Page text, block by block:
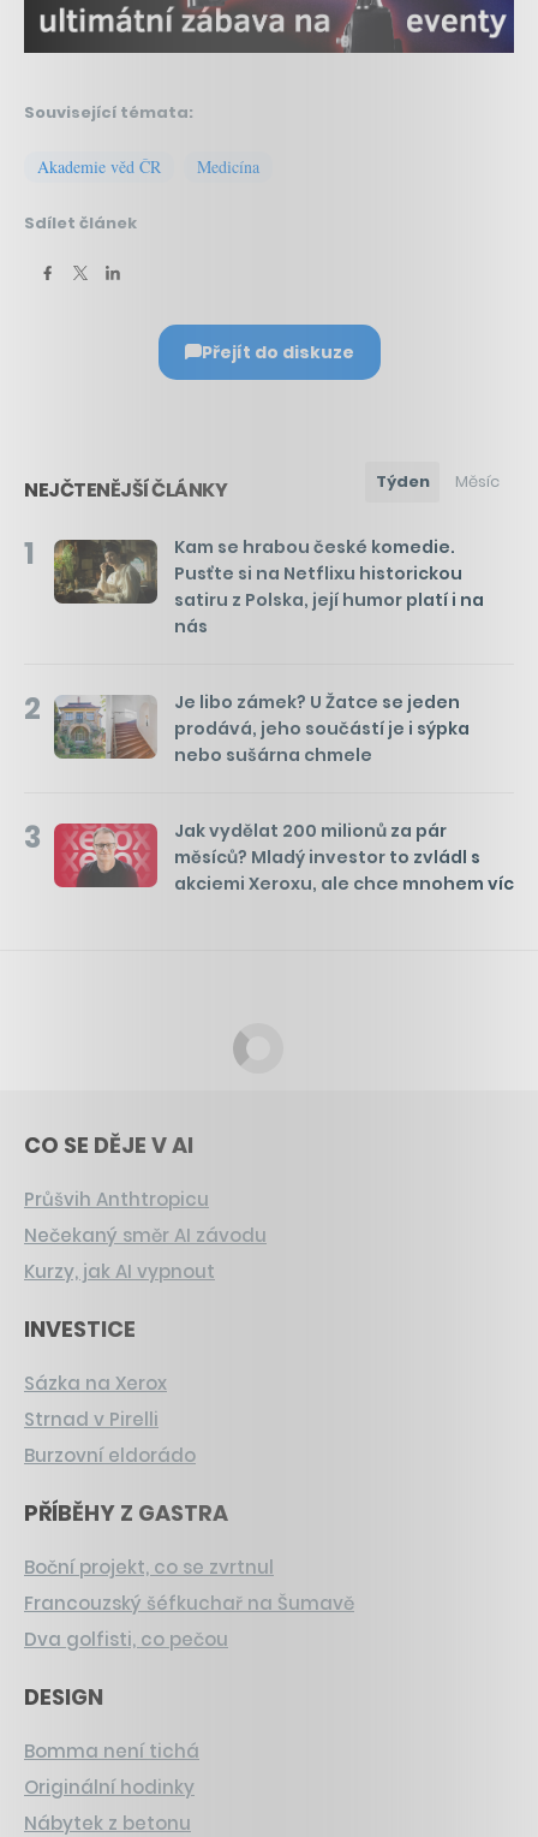
Související témata:
Akademie věd ČR Medicína
Sdílet článek
Přejít do diskuze
NEJČTENĚJŠÍ ČLÁNKY Týden Měsíc
1
Kam se hrabou české komedie.
Pusťte si na Netflixu historickou
satiru z Polska, její humor platí i na
nás
2
Je libo zámek? U Žatce se jeden
prodává, jeho součástí je i sýpka
nebo sušárna chmele
3
Jak vydělat 200 milionů za pár
měsíců? Mladý investor to zvládl s
akciemi Xeroxu, ale chce mnohem víc
CO SE DĚJE V AI
Průšvih Anthtropicu
Nečekaný směr AI závodu
Kurzy, jak AI vypnout
INVESTICE
Sázka na Xerox
Strnad v Pirelli
Burzovní eldorádo
PŘÍBĚHY Z GASTRA
Boční projekt, co se zvrtnul
Francouzský šéfkuchař na Šumavě
Dva golfisti, co pečou
DESIGN
Bomma není tichá
Originální hodinky
Nábytek z betonu